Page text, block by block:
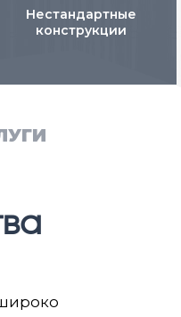
Нестандартные
конструкции